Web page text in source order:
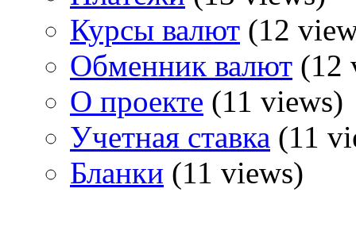
Курсы валют (12
Обменник валют (12
О проекте (11 views)
Учетная ставка (11
Бланки (11 views)